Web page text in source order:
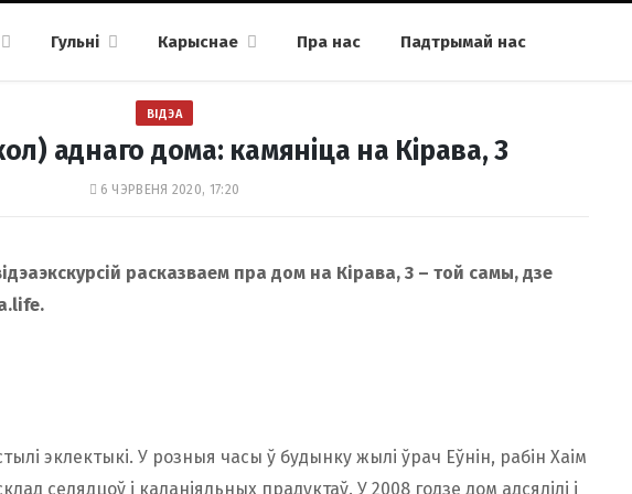
Гульні Карыснае Пра нас Падтрымай нас
ВІДЭА
аднаго дома: камяніца на Кірава, 3
6 ЧЭРВЕНЯ 2020, 17:20
расказваем пра дом на Кірава, 3 – той самы, дзе
эклектыкі. У розныя часы ў будынку жылі ўрач Еўнін, рабін Хаім
селядцоў і каланіяльных прадуктаў. У 2008 годзе дом адсялілі і